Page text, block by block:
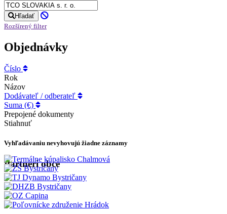
Hľadať
Rozšírený filter
Objednávky
Číslo
Rok
Názov
Dodávateľ / odberateľ
Suma (€)
Prepojené dokumenty
Stiahnuť
Vyhľadávaniu nevyhovujú žiadne záznamy
Partneri obce